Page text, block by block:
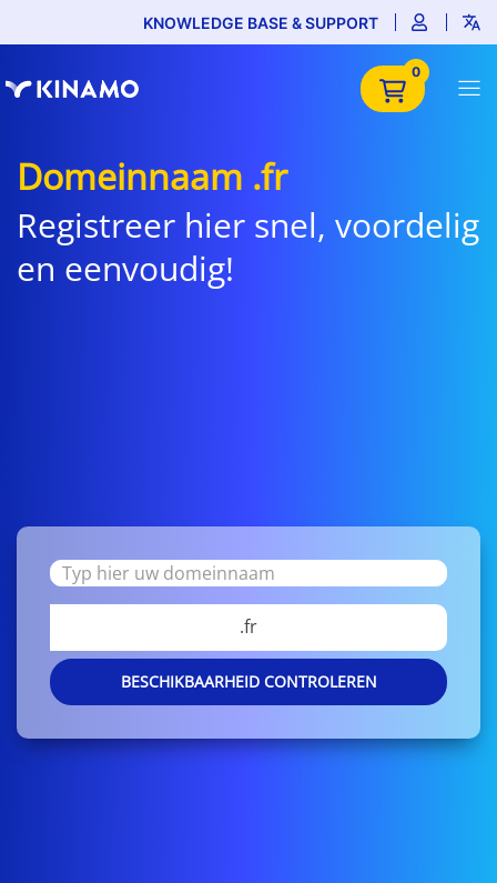
KNOWLEDGE BASE & SUPPORT
0
Domeinnaam .fr
Registreer hier snel, voordelig
en eenvoudig!
.fr
BESCHIKBAARHEID CONTROLEREN